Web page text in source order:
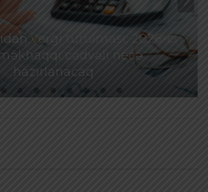
vergi tutulması: 2026-cı
cədvəli necə
hazırlanacaq